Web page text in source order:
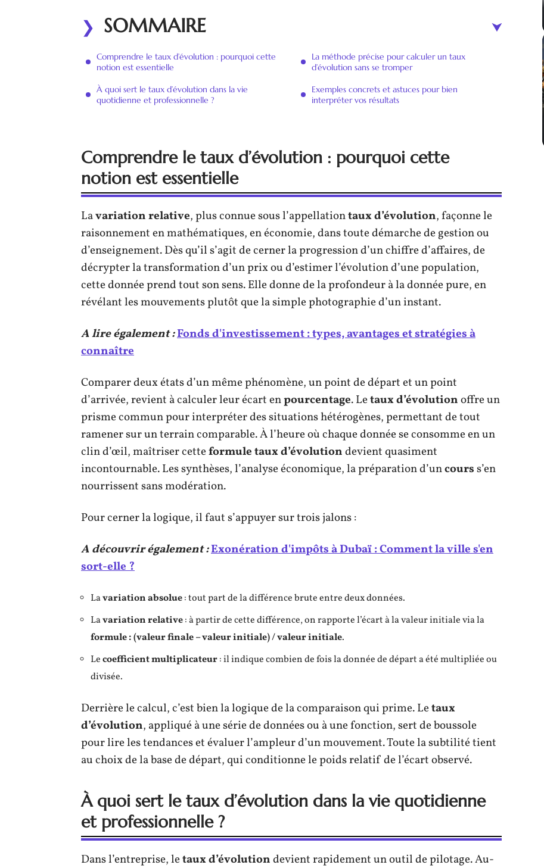
SOMMAIRE
Comprendre le taux d’évolution : pourquoi cette
notion est essentielle
À quoi sert le taux d’évolution dans la vie
quotidienne et professionnelle ?
La méthode précise pour calculer un taux
d’évolution sans se tromper
Exemples concrets et astuces pour bien
interpréter vos résultats
Comprendre le taux d’évolution : pourquoi cette
notion est essentielle
Lavariation relative, plus connue sous l’appellationtaux d’évolution, façonne le
raisonnement en mathématiques, en économie, dans toute démarche de gestion ou
d’enseignement. Dès qu’il s’agit de cerner la progression d’un chiffre d’affaires, de
décrypter la transformation d’un prix ou d’estimer l’évolution d’une population,
cette donnée prend tout son sens. Elle donne de la profondeur à la donnée pure, en
révélant les mouvements plutôt que la simple photographie d’un instant.
A lire également :Fonds d'investissement : types, avantages et stratégies à
connaître
Comparer deux états d’un même phénomène, un point de départ et un point
d’arrivée, revient à calculer leur écart enpourcentage. Letaux d’évolutionoffre un
prisme commun pour interpréter des situations hétérogènes, permettant de tout
ramener sur un terrain comparable. À l’heure où chaque donnée se consomme en un
clin d’œil, maîtriser cetteformule taux d’évolutiondevient quasiment
incontournable. Les synthèses, l’analyse économique, la préparation d’uncourss’en
nourrissent sans modération.
Pour cerner la logique, il faut s’appuyer sur trois jalons :
A découvrir également :Exonération d'impôts à Dubaï : Comment la ville s'en
sort-elle ?
Lavariation absolue: tout part de la différence brute entre deux données.
Lavariation relative: à partir de cette différence, on rapporte l’écart à la valeur initiale via la
formule : (valeur finale – valeur initiale) / valeur initiale.
Lecoefficient multiplicateur: il indique combien de fois la donnée de départ a été multipliée ou
divisée.
Derrière le calcul, c’est bien la logique de la comparaison qui prime. Letaux
d’évolution, appliqué à une série de données ou à une fonction, sert de boussole
pour lire les tendances et évaluer l’ampleur d’un mouvement. Toute la subtilité tient
au choix de la base de départ, qui conditionne le poids relatif de l’écart observé.
À quoi sert le taux d’évolution dans la vie quotidienne
et professionnelle ?
Dans l’entreprise, letaux d’évolutiondevient rapidement un outil de pilotage. Au-